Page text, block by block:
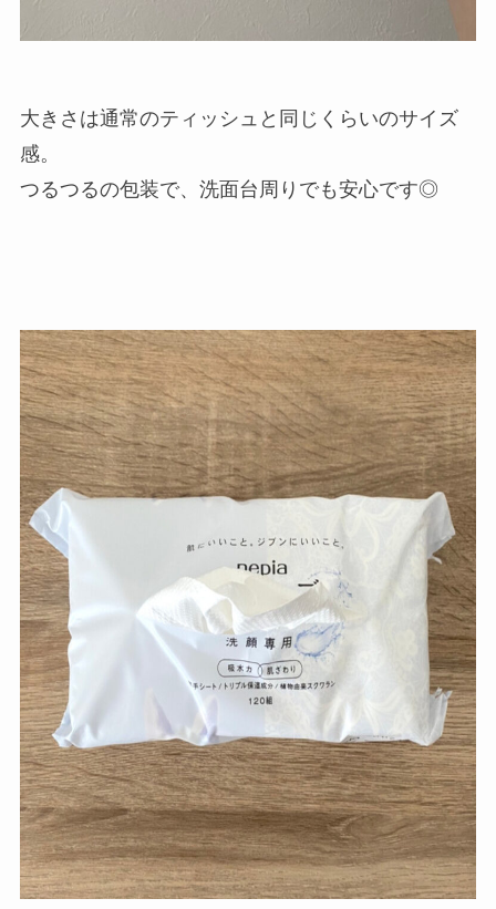
大きさは通常のティッシュと同じくらいのサイズ
感。
つるつるの包装で、洗面台周りでも安心です◎